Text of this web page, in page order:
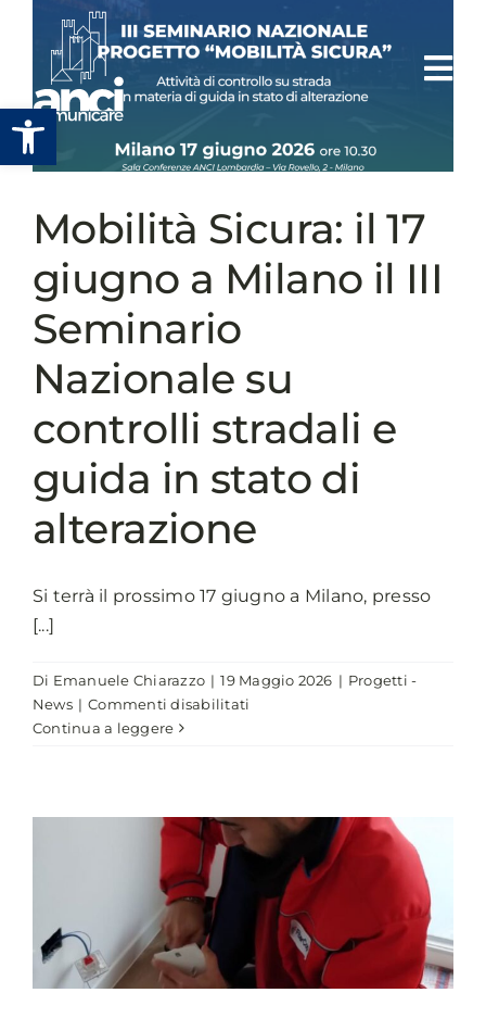
Apri la barra degli strumenti
contenuto
Mobilità Sicura: il 17
giugno a Milano il III
Seminario
Nazionale su
controlli stradali e
guida in stato di
alterazione
Si terrà il prossimo 17 giugno a Milano, presso
[...]
Di Emanuele Chiarazzo | 19 Maggio 2026 | Progetti -
News | Commenti disabilitati
giugno
a
Milano
Seminario
Nazionale
su
Continua a leggere